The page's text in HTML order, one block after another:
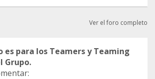
Ver el foro completo
es para los Teamers y Teaming
Grupo.